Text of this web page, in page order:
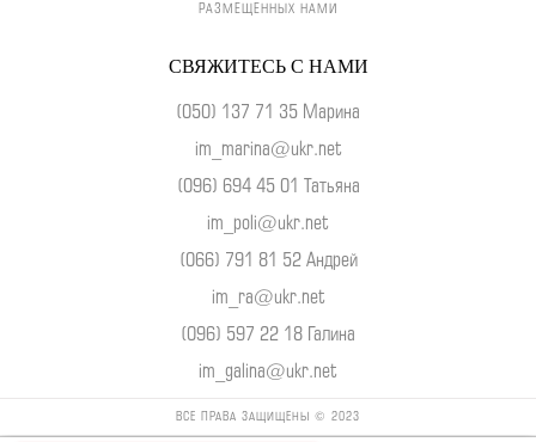
РАЗМЕЩЕННЫХ НАМИ
СВЯЖИТЕСЬ С НАМИ
(050) 137 71 35 Марина
im_marina@ukr.net
(096) 694 45 01 Татьяна
im_poli@ukr.net
(066) 791 81 52 Андрей
im_ra@ukr.net
(096) 597 22 18 Галина
im_galina@ukr.net
ВСЕ ПРАВА ЗАЩИЩЕНЫ © 2023